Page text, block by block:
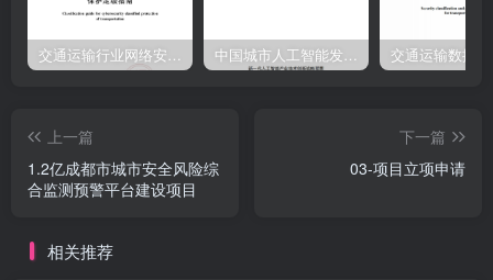
上一篇
1.2亿成都市城市安全风险综
合监测预警平台建设项目
下一篇
03-项目立项申请
相关推荐